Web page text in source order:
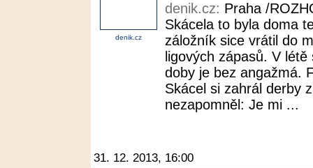
denik.cz
denik.cz: Praha /
Skácela to byla doma
záložník sice vrátil do
ligových zápasů. V
doby je bez angažmá.
Skácel si zahrál derby
nezapomněl: Je mi ...
31. 12. 2013, 16:00